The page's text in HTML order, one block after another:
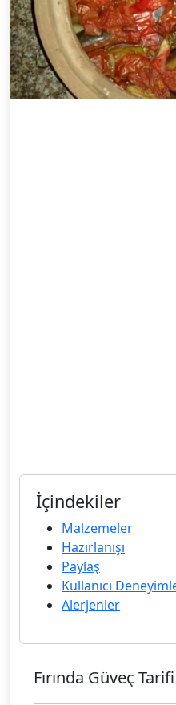
İçindekiler
Malzemeler
Hazırlanışı
Paylaş
Kullanıcı
Alerjenler
Fırında Güveç Tarifi